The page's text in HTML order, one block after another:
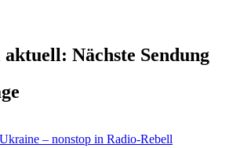
Nächste Sendung
– nonstop in Radio-Rebell